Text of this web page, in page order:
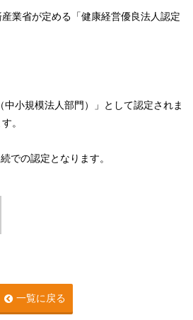
業省が定める「健康経営優良法人認定
中小規模法人部門）」として認定されま
。
での認定となります。
一覧に戻る